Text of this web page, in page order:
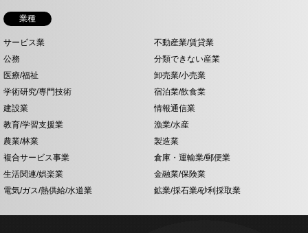
業種
サービス業
不動産業/賃貸業
公務
分類できない産業
医療/福祉
卸売業/小売業
学術研究/専門技術
宿泊業/飲食業
建設業
情報通信業
教育/学習支援業
漁業/水産
農業/林業
製造業
複合サービス事業
倉庫・運輸業/郵便業
生活関連/娯楽業
金融業/保険業
電気/ガス/熱供給/水道業
鉱業/採石業/砂利採取業